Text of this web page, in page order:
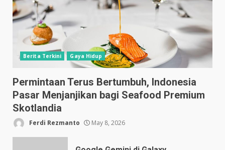
Berita Terkini Gaya Hidup
Permintaan Terus Bertumbuh, Indonesia
Pasar Menjanjikan bagi Seafood Premium
Skotlandia
Ferdi Rezmanto May 8, 2026